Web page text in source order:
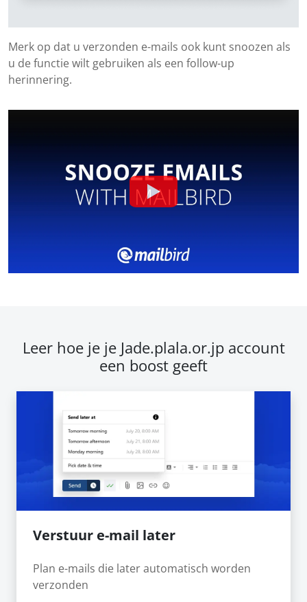
Merk op dat u verzonden e-mails ook kunt snoozen als
u de functie wilt gebruiken als een follow-up
herinnering.
Leer hoe je je Jade.plala.or.jp account
een boost geeft
Verstuur e-mail later
Plan e-mails die later automatisch worden
verzonden